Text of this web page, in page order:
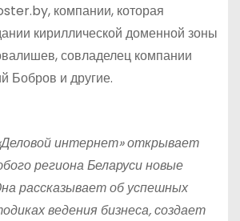
компании, которая
кириллической доменной зоны
совладелец компании
Бобров и другие.
интернет» открывает
региона Беларуси новые
рассказывает об успешных
ведения бизнеса, создает